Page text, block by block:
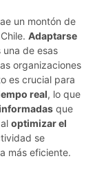
un montón de
Adaptarse
una de esas
organizaciones
es crucial para
real, lo que
que
optimizar el
se
más eficiente.